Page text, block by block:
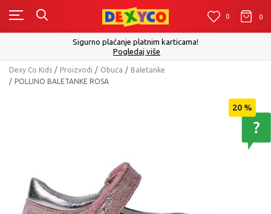
0 0
Click&Collect - Platite karticom Online i
Dexy Co Kids Proizvodi Obuća
Baletanke
POLLINO BALETANKE ROSA
20 %